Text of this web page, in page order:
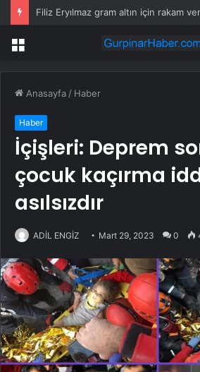
Menü
Anasayfa / Haber
Haber
İçişleri: Deprem
çocuk kaçırma
asılsızdır
ADİL ENGİZ Mart 29, 2023 0